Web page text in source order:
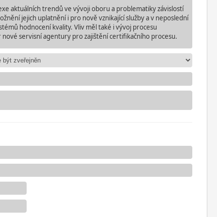
aktuálních trendů ve vývoji oboru a problematiky závislostí
jejich uplatnění i pro nově vznikající služby a v neposlední
hodnocení kvality. Vliv měl také i vývoj procesu
servisní agentury pro zajištění certifikačního procesu.